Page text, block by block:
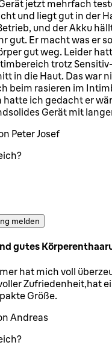
5
jetzt mehrfach
und liegt gut in der
und der Akku
gut. Er macht was er
gut weg. Leider
trotz
in die Haut. Das war
beim rasieren im
hatte ich gedacht er
Gerät mit
Peter Josef
melden
gutes
5
hat mich voll
Zufriedenheit,hat
Größe.
Andreas